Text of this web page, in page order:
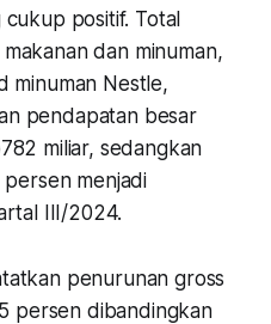
positif. Total
dan minuman,
minuman Nestle,
pendapatan besar
miliar, sedangkan
menjadi
III/2024.
penurunan gross
persen dibandingkan